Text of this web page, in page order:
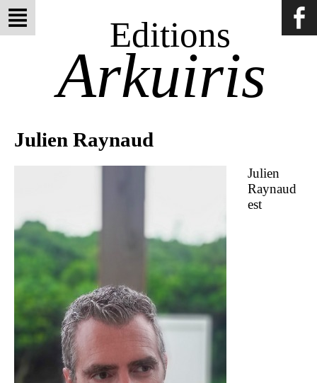
Editions
Arkuiris
Julien Raynaud
Julien
Raynaud
est